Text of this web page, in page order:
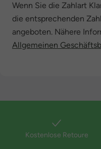
Wenn Sie die Zahlart
die entsprechenden
angeboten. Nähere
Allgemeinen
Kostenlose Retoure